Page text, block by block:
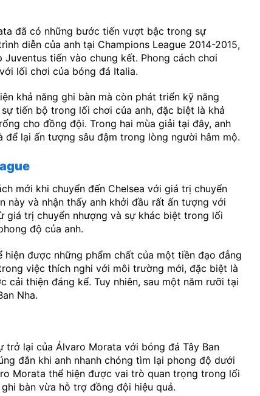
đã có những bước tiến vượt bậc trong sự
diễn của anh tại Champions League 2014-2015,
tiến vào chung kết. Phong cách chơi
lối chơi của bóng đá Italia.
khả năng ghi bàn mà còn phát triển kỹ năng
tiến bộ trong lối chơi của anh, đặc biệt là khả
cho đồng đội. Trong hai mùa giải tại đây, anh
lại ấn tượng sâu đậm trong lòng người hâm mộ.
mới khi chuyển đến Chelsea với giá trị chuyển
này và nhận thấy anh khởi đầu rất ấn tượng với
giá trị chuyển nhượng và sự khác biệt trong lối
độ của anh.
được những phẩm chất của một tiền đạo đẳng
việc thích nghi với môi trường mới, đặc biệt là
cải thiện đáng kể. Tuy nhiên, sau một năm rưỡi tại
Nha.
trở lại của Álvaro Morata với bóng đá Tây Ban
đắn khi anh nhanh chóng tìm lại phong độ dưới
Morata thể hiện được vai trò quan trọng trong lối
bàn vừa hỗ trợ đồng đội hiệu quả.